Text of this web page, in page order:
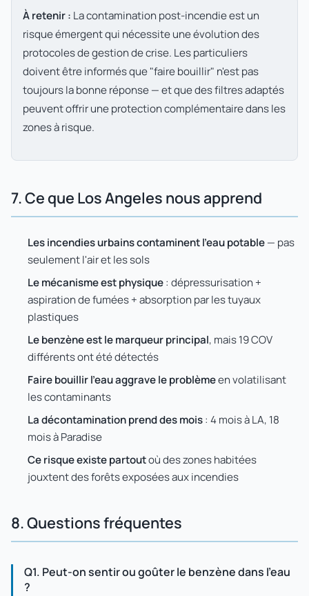
À retenir : La contamination post-incendie est un
risque émergent qui nécessite une évolution des
protocoles de gestion de crise. Les particuliers
doivent être informés que "faire bouillir" n'est pas
toujours la bonne réponse — et que des filtres adaptés
peuvent offrir une protection complémentaire dans les
zones à risque.
7. Ce que Los Angeles nous apprend
Les incendies urbains contaminent l'eau potable— pas
seulement l'air et les sols
Le mécanisme est physique: dépressurisation +
aspiration de fumées + absorption par les tuyaux
plastiques
Le benzène est le marqueur principal, mais 19 COV
différents ont été détectés
Faire bouillir l'eau aggrave le problèmeen volatilisant
les contaminants
La décontamination prend des mois: 4 mois à LA, 18
mois à Paradise
Ce risque existe partoutoù des zones habitées
jouxtent des forêts exposées aux incendies
8. Questions fréquentes
Q1. Peut-on sentir ou goûter le benzène dans l'eau
?